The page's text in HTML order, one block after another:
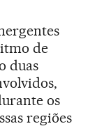
de
duas
os
regiões